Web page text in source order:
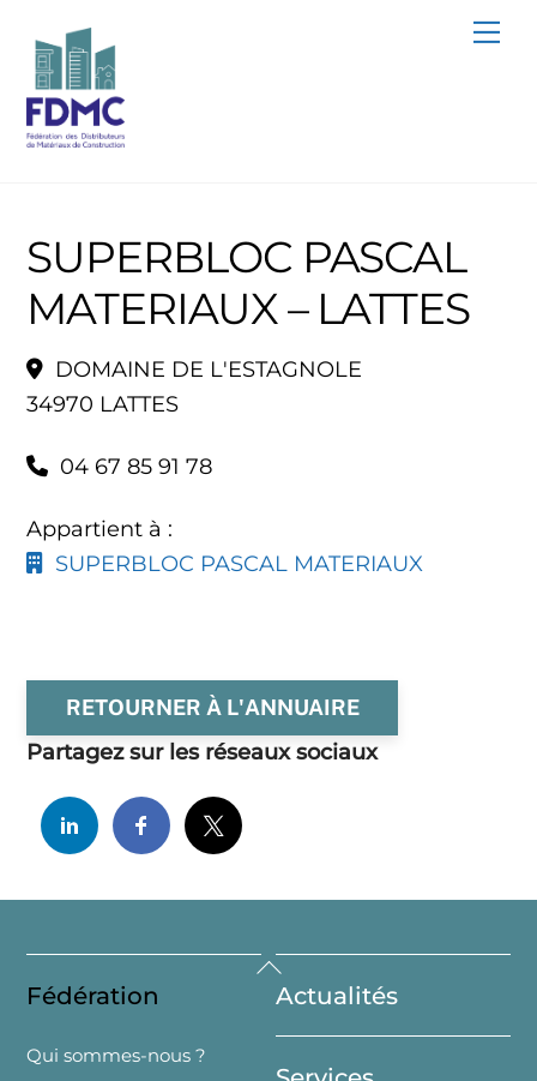
content
SUPERBLOC PASCAL
MATERIAUX – LATTES
DOMAINE DE L'ESTAGNOLE
34970 LATTES
04 67 85 91 78
Appartient à :
SUPERBLOC PASCAL MATERIAUX
RETOURNER À L'ANNUAIRE
Partagez sur les réseaux sociaux
Back
To
Top
Fédération
Qui sommes-nous ?
Actualités